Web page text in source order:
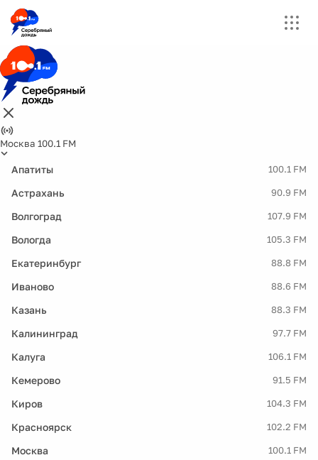
Москва 100.1 FM
Апатиты 100.1 FM
Астрахань 90.9 FM
Волгоград 107.9 FM
Вологда 105.3 FM
Екатеринбург 88.8 FM
Иваново 88.6 FM
Казань 88.3 FM
Калининград 97.7 FM
Калуга 106.1 FM
Кемерово 91.5 FM
Киров 104.3 FM
Красноярск 102.2 FM
Москва 100.1 FM